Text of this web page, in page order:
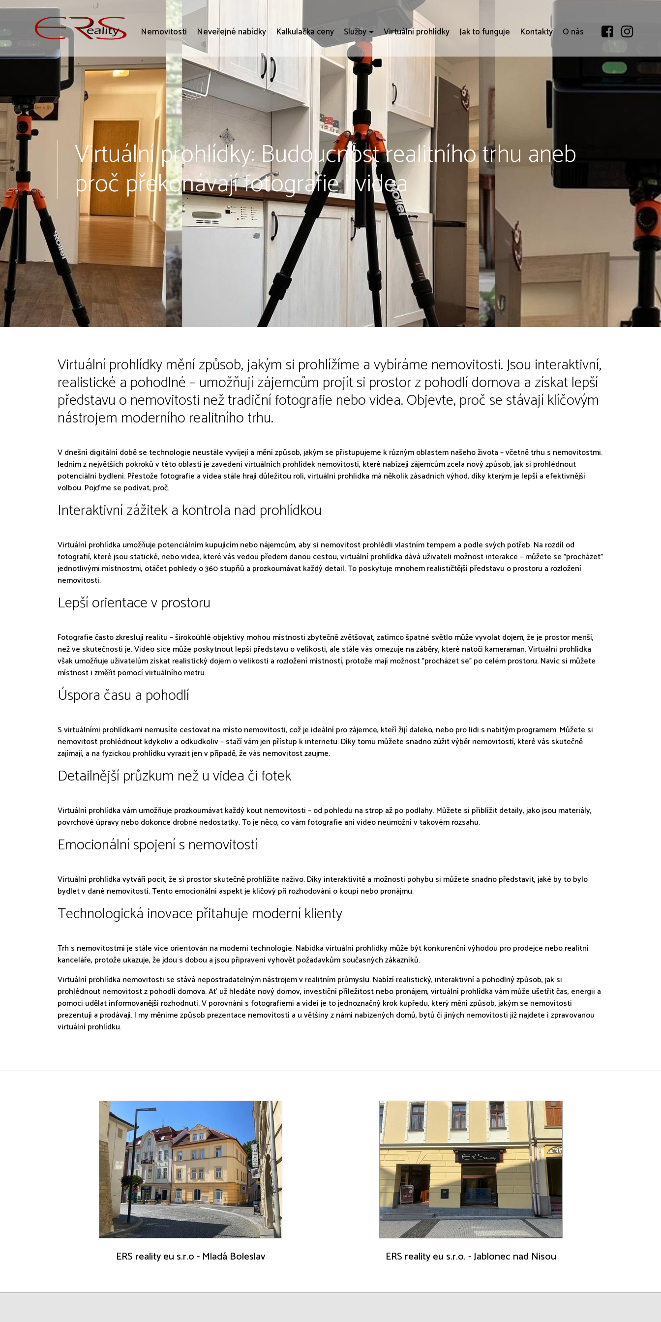
Nemovitosti Neveřejné nabídky Kalkulačka ceny Služby Virtuální prohlídky Jak to funguje Kontakty O nás
Virtuální prohlídky: Budoucnost realitního trhu aneb
proč překonávají fotografie i videa
Virtuální prohlídky mění způsob, jakým si prohlížíme a vybíráme nemovitosti. Jsou interaktivní,
realistické a pohodlné – umožňují zájemcům projít si prostor z pohodlí domova a získat lepší
představu o nemovitosti než tradiční fotografie nebo videa. Objevte, proč se stávají klíčovým
nástrojem moderního realitního trhu.
V dnešní digitální době se technologie neustále vyvíjejí a mění způsob, jakým se přistupujeme k různým oblastem našeho života – včetně trhu s nemovitostmi.
Jedním z největších pokroků v této oblasti je zavedení virtuálních prohlídek nemovitostí, které nabízejí zájemcům zcela nový způsob, jak si prohlédnout
potenciální bydlení. Přestože fotografie a videa stále hrají důležitou roli, virtuální prohlídka má několik zásadních výhod, díky kterým je lepší a efektivnější
volbou. Pojďme se podívat, proč.
Interaktivní zážitek a kontrola nad prohlídkou
Virtuální prohlídka umožňuje potenciálním kupujícím nebo nájemcům, aby si nemovitost prohlédli vlastním tempem a podle svých potřeb. Na rozdíl od
fotografií, které jsou statické, nebo videa, které vás vedou předem danou cestou, virtuální prohlídka dává uživateli možnost interakce – můžete se "procházet"
jednotlivými místnostmi, otáčet pohledy o 360 stupňů a prozkoumávat každý detail. To poskytuje mnohem realističtější představu o prostoru a rozložení
nemovitosti.
Lepší orientace v prostoru
Fotografie často zkreslují realitu – širokoúhlé objektivy mohou místnosti zbytečně zvětšovat, zatímco špatné světlo může vyvolat dojem, že je prostor menší,
než ve skutečnosti je. Video sice může poskytnout lepší představu o velikosti, ale stále vás omezuje na záběry, které natočí kameraman. Virtuální prohlídka
však umožňuje uživatelům získat realistický dojem o velikosti a rozložení místností, protože mají možnost "procházet se" po celém prostoru. Navíc si můžete
místnost i změřit pomocí virtuálního metru.
Úspora času a pohodlí
S virtuálními prohlídkami nemusíte cestovat na místo nemovitosti, což je ideální pro zájemce, kteří žijí daleko, nebo pro lidi s nabitým programem. Můžete si
nemovitost prohlédnout kdykoliv a odkudkoliv – stačí vám jen přístup k internetu. Díky tomu můžete snadno zúžit výběr nemovitostí, které vás skutečně
zajímají, a na fyzickou prohlídku vyrazit jen v případě, že vás nemovitost zaujme.
Detailnější průzkum než u videa či fotek
Virtuální prohlídka vám umožňuje prozkoumávat každý kout nemovitosti – od pohledu na strop až po podlahy. Můžete si přiblížit detaily, jako jsou materiály,
povrchové úpravy nebo dokonce drobné nedostatky. To je něco, co vám fotografie ani video neumožní v takovém rozsahu.
Emocionální spojení s nemovitostí
Virtuální prohlídka vytváří pocit, že si prostor skutečně prohlížíte naživo. Díky interaktivitě a možnosti pohybu si můžete snadno představit, jaké by to bylo
bydlet v dané nemovitosti. Tento emocionální aspekt je klíčový při rozhodování o koupi nebo pronájmu.
Technologická inovace přitahuje moderní klienty
Trh s nemovitostmi je stále více orientován na moderní technologie. Nabídka virtuální prohlídky může být konkurenční výhodou pro prodejce nebo realitní
kanceláře, protože ukazuje, že jdou s dobou a jsou připraveni vyhovět požadavkům současných zákazníků.
Virtuální prohlídka nemovitosti se stává nepostradatelným nástrojem v realitním průmyslu. Nabízí realistický, interaktivní a pohodlný způsob, jak si
prohlédnout nemovitost z pohodlí domova. Ať už hledáte nový domov, investiční příležitost nebo pronájem, virtuální prohlídka vám může ušetřit čas, energii a
pomoci udělat informovanější rozhodnutí. V porovnání s fotografiemi a videi je to jednoznačný krok kupředu, který mění způsob, jakým se nemovitosti
prezentují a prodávají. I my měníme způsob prezentace nemovitostí a u většiny z námi nabízených domů, bytů či jiných nemovitostí již najdete i zpravovanou
virtuální prohlídku.
ERS reality eu s.r.o - Mladá Boleslav ERS reality eu s.r.o. - Jablonec nad Nisou